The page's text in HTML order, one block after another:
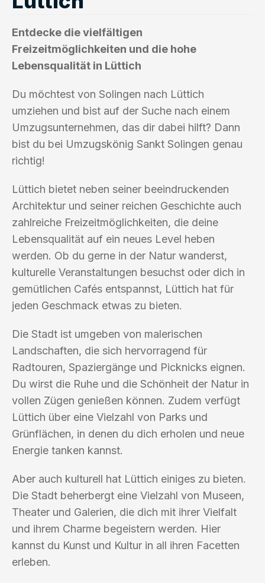
Entdecke die vielfältigen
Freizeitmöglichkeiten und die hohe
Lebensqualität in Lüttich
Du möchtest von Solingen nach Lüttich
umziehen und bist auf der Suche nach einem
Umzugsunternehmen, das dir dabei hilft? Dann
bist du bei Umzugskönig Sankt Solingen genau
richtig!
Lüttich bietet neben seiner beeindruckenden
Architektur und seiner reichen Geschichte auch
zahlreiche Freizeitmöglichkeiten, die deine
Lebensqualität auf ein neues Level heben
werden. Ob du gerne in der Natur wanderst,
kulturelle Veranstaltungen besuchst oder dich in
gemütlichen Cafés entspannst, Lüttich hat für
jeden Geschmack etwas zu bieten.
Die Stadt ist umgeben von malerischen
Landschaften, die sich hervorragend für
Radtouren, Spaziergänge und Picknicks eignen.
Du wirst die Ruhe und die Schönheit der Natur in
vollen Zügen genießen können. Zudem verfügt
Lüttich über eine Vielzahl von Parks und
Grünflächen, in denen du dich erholen und neue
Energie tanken kannst.
Aber auch kulturell hat Lüttich einiges zu bieten.
Die Stadt beherbergt eine Vielzahl von Museen,
Theater und Galerien, die dich mit ihrer Vielfalt
und ihrem Charme begeistern werden. Hier
kannst du Kunst und Kultur in all ihren Facetten
erleben.